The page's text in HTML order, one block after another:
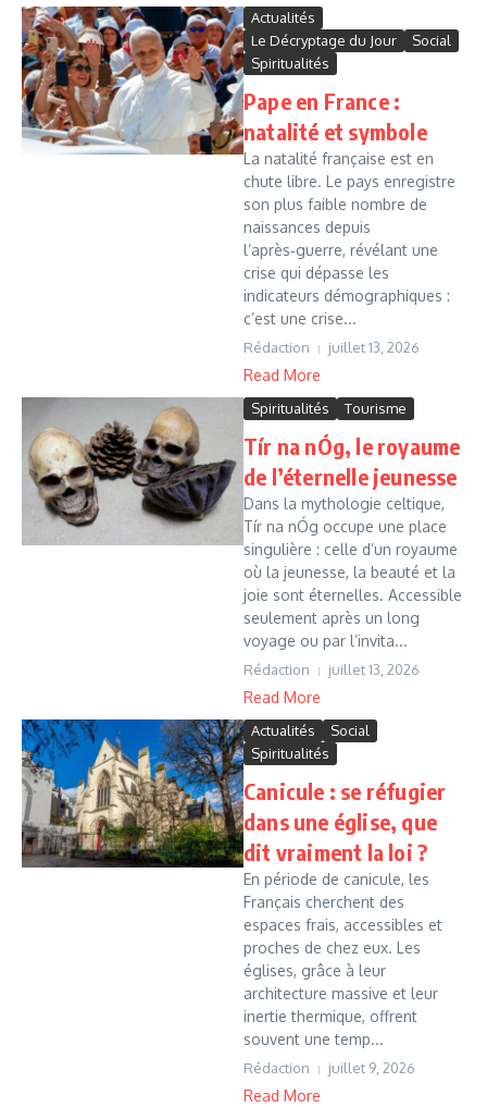
Actualités
Le Décryptage du Jour
Social
Spiritualités
Pape en France :
natalité et symbole
La natalité française est en
chute libre. Le pays enregistre
son plus faible nombre de
naissances depuis
l’après‑guerre, révélant une
crise qui dépasse les
indicateurs démographiques :
c’est une crise...
Rédaction juillet 13, 2026
Read More
Spiritualités Tourisme
Tír na nÓg, le royaume
de l’éternelle jeunesse
Dans la mythologie celtique,
Tír na nÓg occupe une place
singulière : celle d’un royaume
où la jeunesse, la beauté et la
joie sont éternelles. Accessible
seulement après un long
voyage ou par l’invita...
Rédaction juillet 13, 2026
Read More
Actualités
Social
Spiritualités
Canicule : se réfugier
dans une église, que
dit vraiment la loi ?
En période de canicule, les
Français cherchent des
espaces frais, accessibles et
proches de chez eux. Les
églises, grâce à leur
architecture massive et leur
inertie thermique, offrent
souvent une temp...
Rédaction juillet 9, 2026
Read More